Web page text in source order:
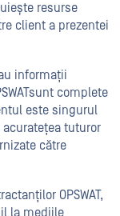
resurse
client a prezentei
informații
complete
este singurul
tuturor
către
OPSWAT,
la mediile